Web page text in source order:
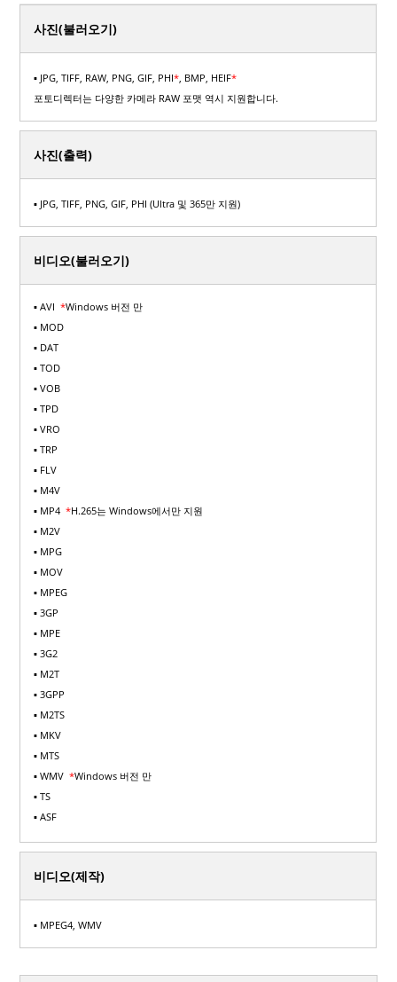
사진(불러오기)
▪ JPG, TIFF, RAW, PNG, GIF, PHI*, BMP, HEIF*
포토디렉터는 다양한 카메라 RAW 포맷 역시 지원합니다.
사진(출력)
▪ JPG, TIFF, PNG, GIF, PHI (Ultra 및 365만 지원)
비디오(불러오기)
▪ AVI*Windows 버전 만
▪ MOD
▪ DAT
▪ TOD
▪ VOB
▪ TPD
▪ VRO
▪ TRP
▪ FLV
▪ M4V
▪ MP4*H.265는 Windows에서만 지원
▪ M2V
▪ MPG
▪ MOV
▪ MPEG
▪ 3GP
▪ MPE
▪ 3G2
▪ M2T
▪ 3GPP
▪ M2TS
▪ MKV
▪ MTS
▪ WMV*Windows 버전 만
▪ TS
▪ ASF
비디오(제작)
▪ MPEG4, WMV